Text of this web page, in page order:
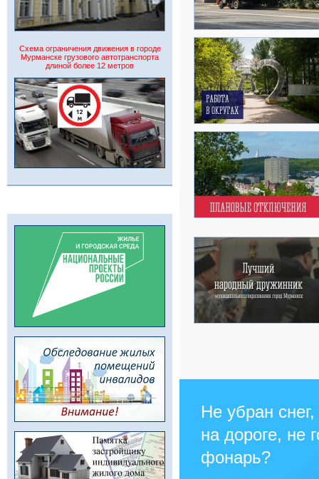
Схема ограничения движения в городе
Мурманске грузового автотранспорта
длиной более 12 метров
Не убран
на дороге, не
фонарь?